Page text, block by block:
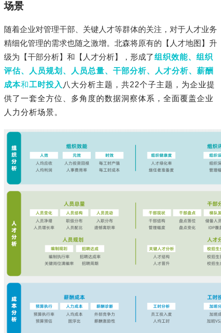
场景
随着企业对管理干部、关键人才等群体的关注，对于人才业务
精细化管理的需求也随之激增。北森将原有的【人才地图】升
级为【干部分析】和【人才分析】，形成了组织效能、组织
评估、人员规划、人员总量、干部分析、人才分析、薪酬
成本和工时投入 八大分析主题，共22个子主题，为企业提
供了一套全方位、多角度的数据洞察体系，全面覆盖企业
人力分析场景。